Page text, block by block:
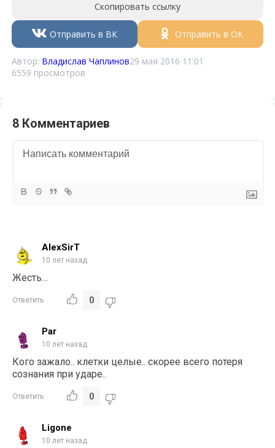
Скопировать ссылку
Отправить в ВК Отправить в ОК
Автор: Владислав Чаплинов29 мая 2016 11:01
6559 просмотров
8 Комментариев
AlexSirT
10 лет назад
Жесть…
Ответить 0
Par
10 лет назад
Кого зажало.. клетки целые.. скорее всего потеря
сознания при ударе..
Ответить 0
Ligone
10 лет назад